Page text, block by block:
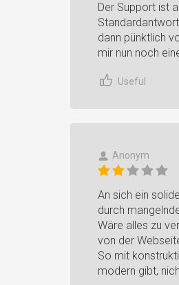
Der Support ist
dann pünktlich
mir nun noch
Useful
Anonym
An sich ein
durch
Wäre alles zu
von der
So mit
modern gibt,